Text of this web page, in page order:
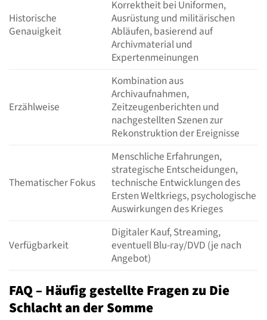
Historische
Genauigkeit
Korrektheit bei Uniformen,
Ausrüstung und militärischen
Abläufen, basierend auf
Archivmaterial und
Expertenmeinungen
Erzählweise
Kombination aus
Archivaufnahmen,
Zeitzeugenberichten und
nachgestellten Szenen zur
Rekonstruktion der Ereignisse
Thematischer Fokus
Menschliche Erfahrungen,
strategische Entscheidungen,
technische Entwicklungen des
Ersten Weltkriegs, psychologische
Auswirkungen des Krieges
Verfügbarkeit
Digitaler Kauf, Streaming,
eventuell Blu-ray/DVD (je nach
Angebot)
FAQ – Häufig gestellte Fragen zu Die
Schlacht an der Somme